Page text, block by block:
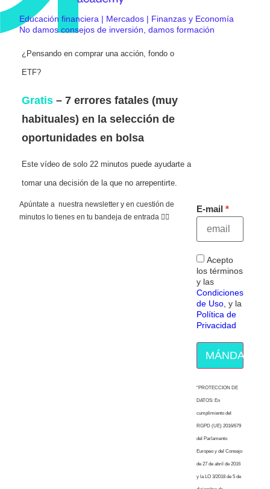
Educación financiera | Mercados | Finanzas y Economía
No damos consejos de inversión, damos formación
¿Pensando en comprar una acción, fondo o
ETF?
Gratis – 7 errores fatales (muy
habituales) en la selección de
oportunidades en bolsa
Este vídeo de solo 22 minutos puede ayudarte a
tomar una decisión de la que no arrepentirte.
Apúntate a nuestra newsletter y en cuestión de
minutos lo tienes en tu bandeja de entrada 👇🏻
E-mail
Acepto
los términos
y las
Condiciones
de Uso , y la
Política de
Privacidad
MÁNDAME
“PROTECCION DE
DATOS: En
cumplimiento del
RGPD (UE) 2016/679
del Parlamento
Europeo y del Consejo
de 27 de abril de 2016
y la LO 3/2018 de 5 de